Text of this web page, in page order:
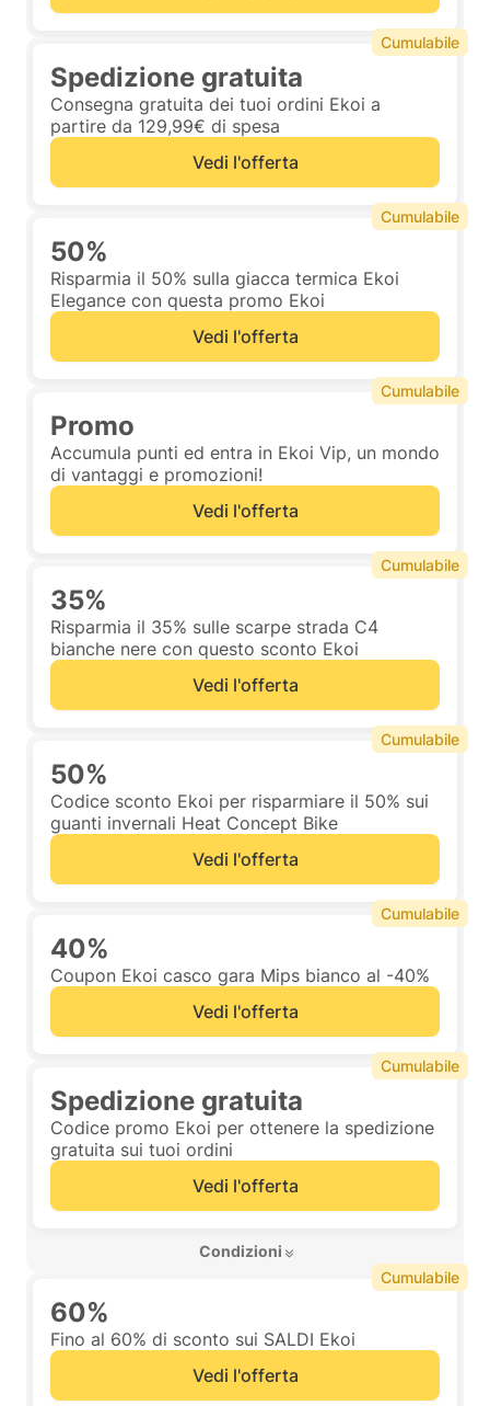
Spedizione gratuita
Consegna gratuita dei tuoi ordini Ekoi a
partire da 129,99€ di spesa
Vedi l'offerta
Cumulabile
50%
Risparmia il 50% sulla giacca termica Ekoi
Elegance con questa promo Ekoi
Vedi l'offerta
Cumulabile
Promo
Accumula punti ed entra in Ekoi Vip, un mondo
di vantaggi e promozioni!
Vedi l'offerta
Cumulabile
35%
Risparmia il 35% sulle scarpe strada C4
bianche nere con questo sconto Ekoi
Vedi l'offerta
Cumulabile
50%
Codice sconto Ekoi per risparmiare il 50% sui
guanti invernali Heat Concept Bike
Vedi l'offerta
Cumulabile
40%
Coupon Ekoi casco gara Mips bianco al -40%
Vedi l'offerta
Cumulabile
Spedizione gratuita
Codice promo Ekoi per ottenere la spedizione
gratuita sui tuoi ordini
Vedi l'offerta
Condizioni
Cumulabile
60%
Fino al 60% di sconto sui SALDI Ekoi
Vedi l'offerta
Cumulabile